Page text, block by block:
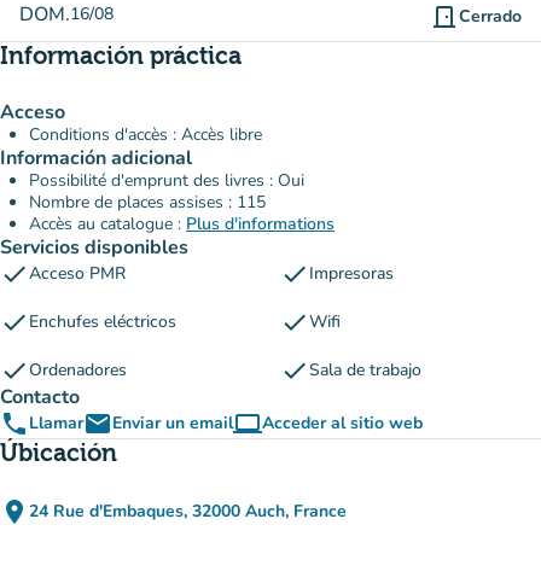
DOM.16/08 door_front Cerrado
Información práctica
Acceso
Conditions d'accès : Accès libre
Información adicional
Possibilité d'emprunt des livres : Oui
Nombre de places assises : 115
Accès au catalogue : Plus d'informations
Servicios disponibles
checkAcceso PMR check Impresoras
check Enchufes eléctricos checkWifi
checkOrdenadores checkSala de trabajo
Contacto
phone LlamaremailEnviar un emailcomputerAcceder al sitio web
(nueva pestaña)
Úbicación
place 24 Rue d'Embaques, 32000 Auch, France
(abrir en Google Maps)
(nueva pestaña)